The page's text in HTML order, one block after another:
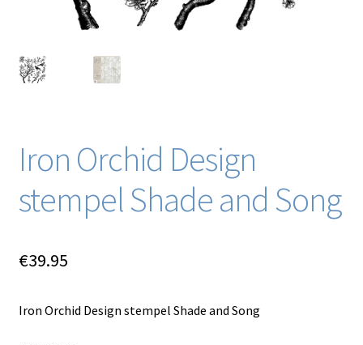
Iron Orchid Design
stempel Shade and Song
€39.95
Iron Orchid Design stempel Shade and Song